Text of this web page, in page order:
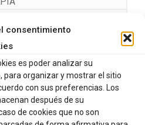
consentimiento
es poder analizar su
para organizar y mostrar el sitio
con sus preferencias. Los
después de su
de cookies que no son
AL CARRITO
€